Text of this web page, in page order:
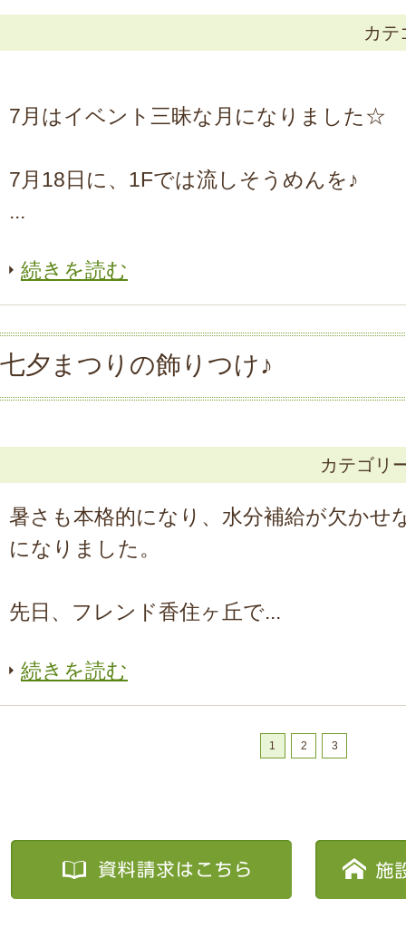
カ
7月はイベント三昧な月になりました☆
7月18日に、1Fでは流しそうめんを♪
...
続きを読む
七夕まつりの飾りつけ♪
カテゴリ
暑さも本格的になり、水分補給が欠かせ
になりました。
先日、フレンド香住ヶ丘で...
続きを読む
1 2 3